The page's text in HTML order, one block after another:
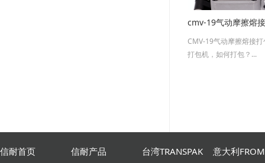
cmv-19气动摩擦熔
CMV-19气动摩擦熔接
打包机，如何打包？...
信耐首页 信耐产品 台湾TRANSPAK 意大利